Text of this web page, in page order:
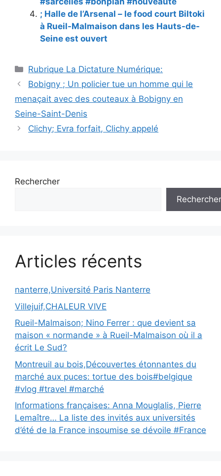
; Halle de l’Arsenal – le food court Biltoki
à Rueil-Malmaison dans les Hauts-de-
Seine est ouvert
Catégories
Rubrique La Dictature Numérique:
Bobigny ; Un policier tue un homme qui le
menaçait avec des couteaux à Bobigny en
Seine-Saint-Denis
Clichy; Evra forfait, Clichy appelé
Rechercher
Rechercher
Articles récents
nanterre,Université Paris Nanterre
Villejuif,CHALEUR VIVE
Rueil-Malmaison; Nino Ferrer : que devient sa
maison « normande » à Rueil-Malmaison où il a
écrit Le Sud?
Montreuil au bois,Découvertes étonnantes du
marché aux puces: tortue des bois#belgique
#vlog #travel #marché
Informations françaises: Anna Mouglalis, Pierre
Lemaître… La liste des invités aux universités
d’été de la France insoumise se dévoile #France